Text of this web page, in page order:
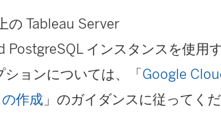
上の Tableau Server
PostgreSQL インスタンスを使用
ションについては、「Google
作成 」のガイダンスに従ってくだ